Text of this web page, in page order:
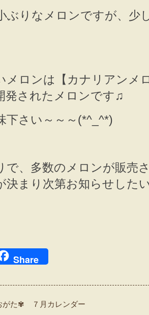
ぶりなメロンですが、少
メロンは【カナリアンメ
発されたメロンです♫
下さい～～～(*^_^*)
で、多数のメロンが販売
決まり次第お知らせした
Share
がた✾ ７月カレンダー